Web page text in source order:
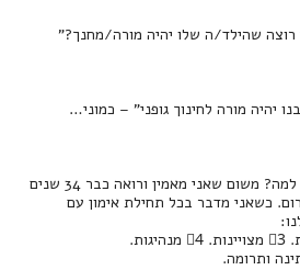
רוצה שהילד/ה שלו יהיה מורה/מחנך?”
יהיה מורה לחינוך גופני” – כמוני…
בחרתי לעסוק בחינוך הגופני. למה? משום שאני מאמין ורואה כבר 34 שנים
כשאני מדבר בכל תחילת אימון עם